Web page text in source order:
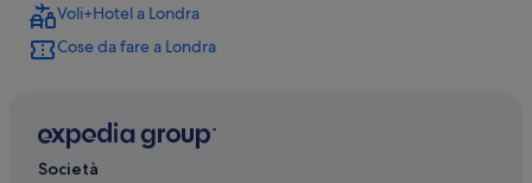
Londra: Cottage
Londra: Lodge
Londra: Appartamenti
Londra: Chalet
Voli+Hotel a Londra
Cose da fare a Londra
Società